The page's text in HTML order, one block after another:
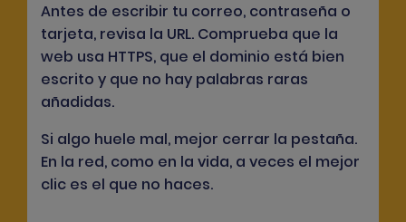
Antes de escribir tu correo, contraseña o
tarjeta, revisa la URL. Comprueba que la
web usa HTTPS, que el dominio está bien
escrito y que no hay palabras raras
añadidas.
Si algo huele mal, mejor cerrar la pestaña.
En la red, como en la vida, a veces el mejor
clic es el que no haces.